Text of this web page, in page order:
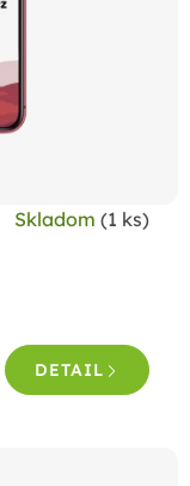
Skladom (1 ks)
DETAIL